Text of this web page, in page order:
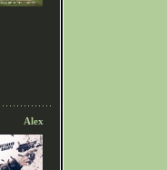
Alex